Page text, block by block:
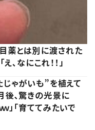
薬とは別に渡された
、なにこれ！！」
ゃがいも”を植えて
、驚きの光景に
」「育ててみたいで